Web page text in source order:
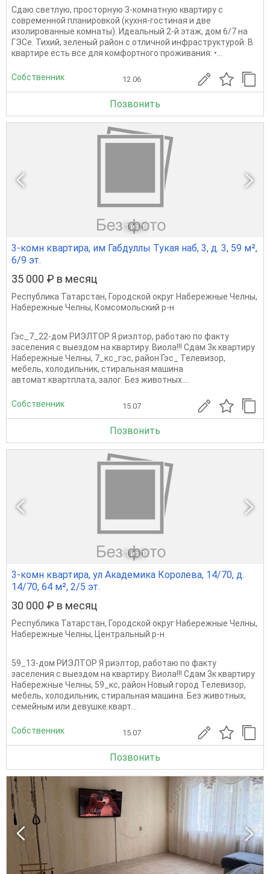
Сдаю светлую, просторную 3-комнатную квартиру с
современной планировкой (кухня-гостиная и две
изолированные комнаты). Идеальный 2-й этаж, дом 6/7 на
ГЭСе. Тихий, зеленый район с отличной инфраструктурой. В
квартире есть все для комфортного проживания: •...
Собственник 12.06
Позвонить
1 из 1
3-комн квартира, им Габдуллы Тукая наб, 3, д. 3, 59 м²,
6/9 эт.
35 000 ₽ в месяц
Республика Татарстан, Городской округ Набережные Челны,
Набережные Челны, Комсомольский р-н
Гэс_7_22-дом РИЭЛТОР Я риэлтор, работаю по факту
заселения с выездом на квартиру. Виола!!! Сдам 3к квартиру
Набережные Челны, 7_кс_гэс, район Гэс_ Телевизор,
мебель, холодильник, стиральная машина
автомат.квартплата, залог. Без животных....
Собственник 15.07
Позвонить
1 из 1
3-комн квартира, ул Академика Королева, 14/70, д.
14/70, 64 м², 2/5 эт.
30 000 ₽ в месяц
Республика Татарстан, Городской округ Набережные Челны,
Набережные Челны, Центральный р-н
59_13-дом РИЭЛТОР Я риэлтор, работаю по факту
заселения с выездом на квартиру. Виола!!! Сдам 3к квартиру
Набережные Челны, 59_кс, район Новый город Телевизор,
мебель, холодильник, стиральная машина. Без животных,
семейным или девушке.кварт...
Собственник 15.07
Позвонить